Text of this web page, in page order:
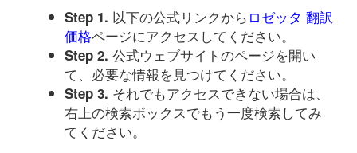
Step 1. 以下の公式リンクから ロゼッタ 翻訳
価格ページにアクセスしてください。
Step 2. 公式ウェブサイトのページを開い
て、必要な情報を見つけてください。
Step 3. それでもアクセスできない場合は、
右上の検索ボックスでもう一度検索してみ
てください。